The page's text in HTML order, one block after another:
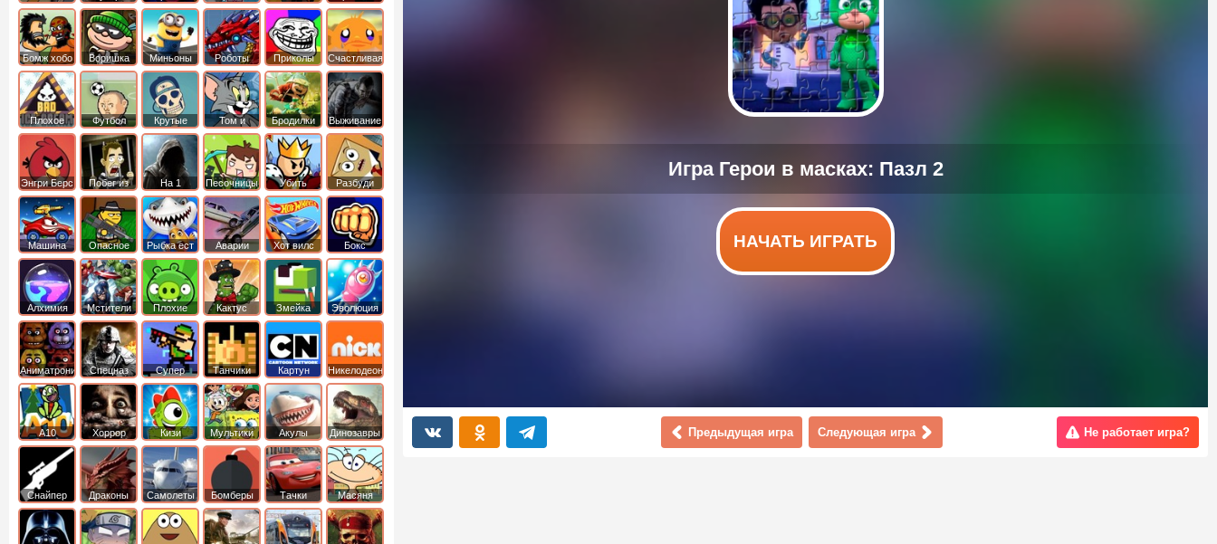
НАЧАТЬ ИГРАТЬ
Предыдущая игра Следующая игра Не работает игра?
шумный
дом
война
башка
Бомж хобо
Воришка
боб
Миньоны
Роботы
динозавры
Приколы
Счастливая
обезьянка
Плохое
мороженое
Футбол
головами
Крутые
Том и
джерри
Бродилки
Приключения
Выживание
Энгри Берс
Побег из
тюрьмы
На 1 Песочницы
Убить
короля
Разбуди
коробку
Машина
ест
машину
Опасное
оружие
Рыбка ест
рыбку
Аварии
машин
Хот вилс Бокс
Алхимия Мстители
Плохие
свинки
Кактус
маккой
Змейка Эволюция
Аниматроники Спецназ
Супер
бойцы
Танчики
Картун
нетворк
Никелодеон
А10 Хоррор Кизи Мультики Акулы Динозавры
Снайпер Драконы Самолеты Бомберы Тачки Масяня